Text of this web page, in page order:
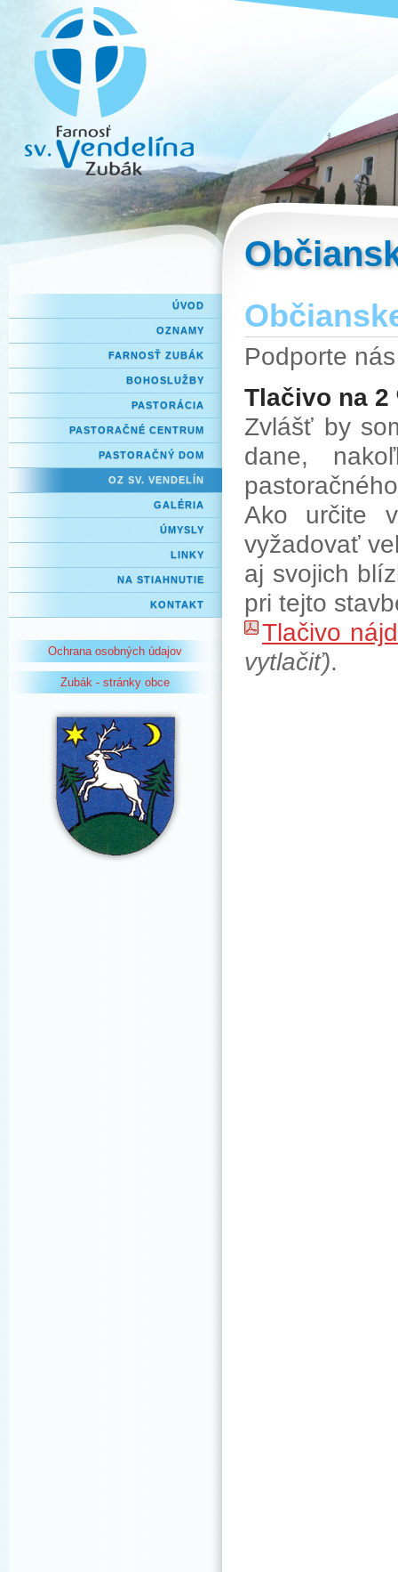
ÚVOD
OZNAMY
FARNOSŤ ZUBÁK
BOHOSLUŽBY
PASTORÁCIA
PASTORAČNÉ CENTRUM
PASTORAČNÝ DOM
OZ SV. VENDELÍN
GALÉRIA
ÚMYSLY
LINKY
NA STIAHNUTIE
KONTAKT
Ochrana osobných údajov
Zubák - stránky obce
Podporte
Tlačivo na 2
Zvlášť by
dane,
Ako určite
vyžadovať
aj svojich
pri tejto
Tlačivo
vytlačiť).